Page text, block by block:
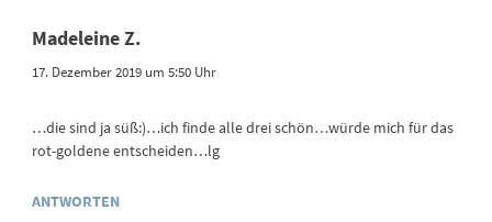
Madeleine Z.
17. Dezember 2019 um 5:50 Uhr
…die sind ja süß:)…ich finde alle drei schön…würde mich für das
rot-goldene entscheiden…lg
ANTWORTEN